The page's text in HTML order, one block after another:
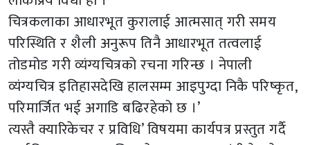
चित्रकलाका आधारभूत कुरालाई आत्मसात् गरी समय
परिस्थिति र शैली अनुरूप तिनै आधारभूत तत्वलाई
तोडमोड गरी व्यंग्यचित्रको रचना गरिन्छ । नेपाली
व्यंग्यचित्र इतिहासदेखि हालसम्म आइपुग्दा निकै परिष्कृत,
परिमार्जित भई अगाडि बढिरहेको छ ।’
त्यस्तै क्यारिकेचर र प्रविधि’ विषयमा कार्यपत्र प्रस्तुत गर्दै